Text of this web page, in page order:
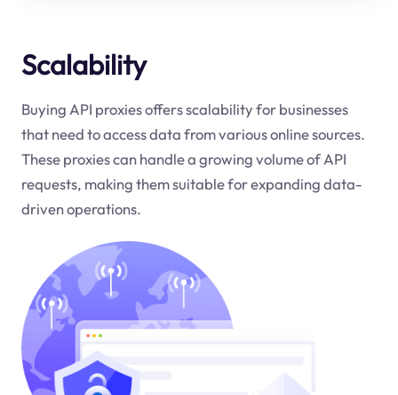
Scalability
Buying API proxies offers scalability for businesses
that need to access data from various online sources.
These proxies can handle a growing volume of API
requests, making them suitable for expanding data-
driven operations.